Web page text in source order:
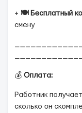
+ 🍽 Бесплатный
смену
💰 Оплата:
Работник
сколько он